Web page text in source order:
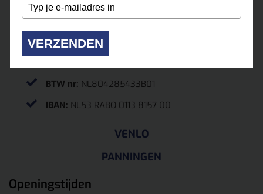
VENLO
PANNINGEN
roermond@multihuur.nl
Jules Breukersstraat 15-17
6041 BP Roermond
BTW nr: NL804285433B01
IBAN: NL53 RABO 0113 8157 00
Openingstijden
VERZENDEN